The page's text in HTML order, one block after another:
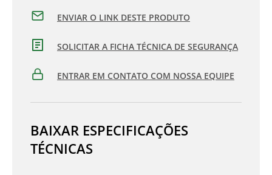
ENVIAR O LINK DESTE PRODUTO
SOLICITAR A FICHA TÉCNICA DE SEGURANÇA
ENTRAR EM CONTATO COM NOSSA EQUIPE
BAIXAR ESPECIFICAÇÕES
TÉCNICAS